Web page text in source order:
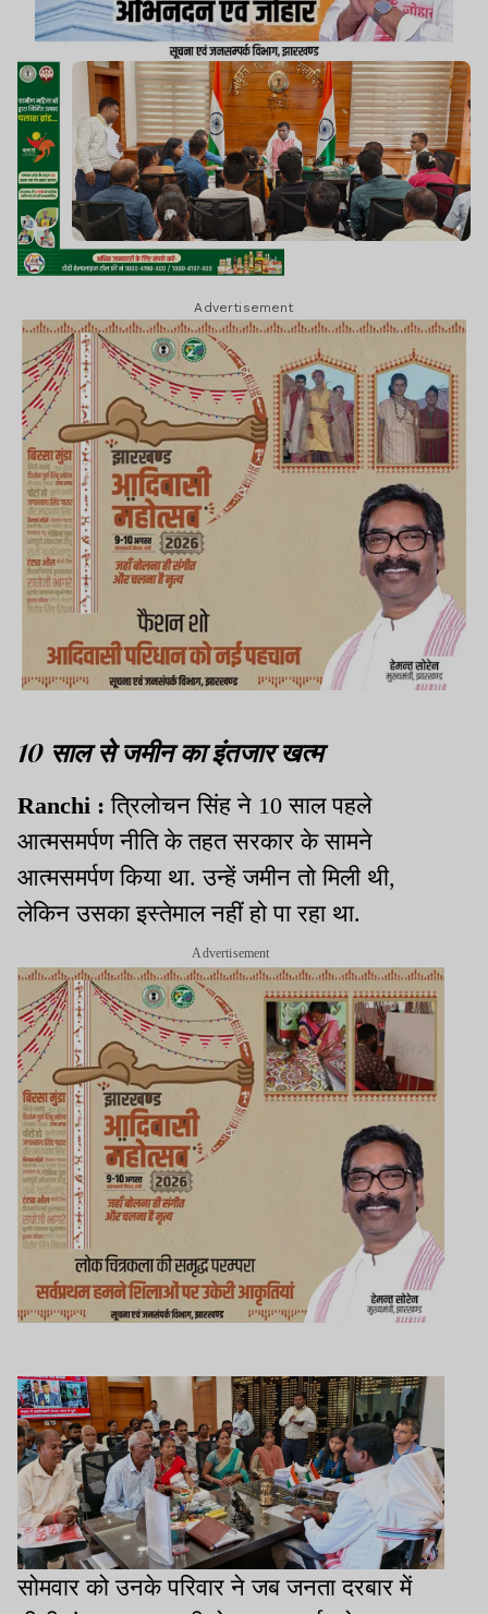
Advertisement
10 साल से जमीन का इंतजार खत्म
Ranchi :त्रिलोचन सिंह ने 10 साल पहले
आत्मसमर्पण नीति के तहत सरकार के सामने
आत्मसमर्पण किया था. उन्हें जमीन तो मिली थी,
लेकिन उसका इस्तेमाल नहीं हो पा रहा था.
Advertisement
सोमवार को उनके परिवार ने जब जनता दरबार में